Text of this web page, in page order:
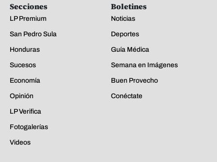
Secciones
LP Premium
San Pedro Sula
Honduras
Sucesos
Economía
Opinión
LP Verifica
Fotogalerías
Videos
Boletines
Noticias
Deportes
Guía Médica
Semana en Imágenes
Buen Provecho
Conéctate